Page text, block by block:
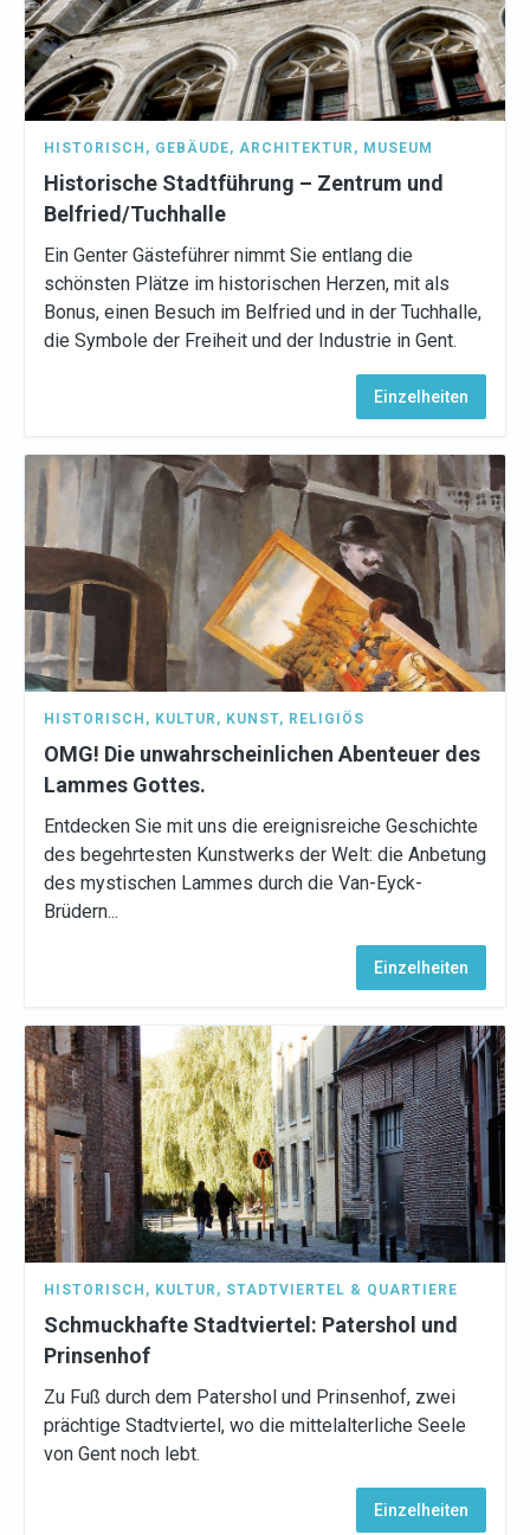
HISTORISCH , GEBÄUDE, ARCHITEKTUR , MUSEUM
Historische Stadtführung – Zentrum und
Belfried/Tuchhalle
Ein Genter Gästeführer nimmt Sie entlang die
schönsten Plätze im historischen Herzen, mit als
Bonus, einen Besuch im Belfried und in der Tuchhalle,
die Symbole der Freiheit und der Industrie in Gent.
Einzelheiten
HISTORISCH , KULTUR , KUNST, RELIGIÖS
OMG! Die unwahrscheinlichen Abenteuer des
Lammes Gottes.
Entdecken Sie mit uns die ereignisreiche Geschichte
des begehrtesten Kunstwerks der Welt: die Anbetung
des mystischen Lammes durch die Van-Eyck-
Brüdern...
Einzelheiten
HISTORISCH , KULTUR , STADTVIERTEL & QUARTIERE
Schmuckhafte Stadtviertel: Patershol und
Prinsenhof
Zu Fuß durch dem Patershol und Prinsenhof, zwei
prächtige Stadtviertel, wo die mittelalterliche Seele
von Gent noch lebt.
Einzelheiten